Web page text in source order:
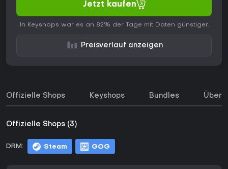
Jetzt kaufen
In Keyshops war es an 82% der Tage mit Daten günstiger.
Preisverlauf anzeigen
Offizielle Shops Keyshops Bundles Über
Offizielle Shops (3)
DRM: Steam GOG